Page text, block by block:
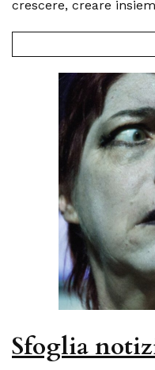
crescere, creare
Sfoglia